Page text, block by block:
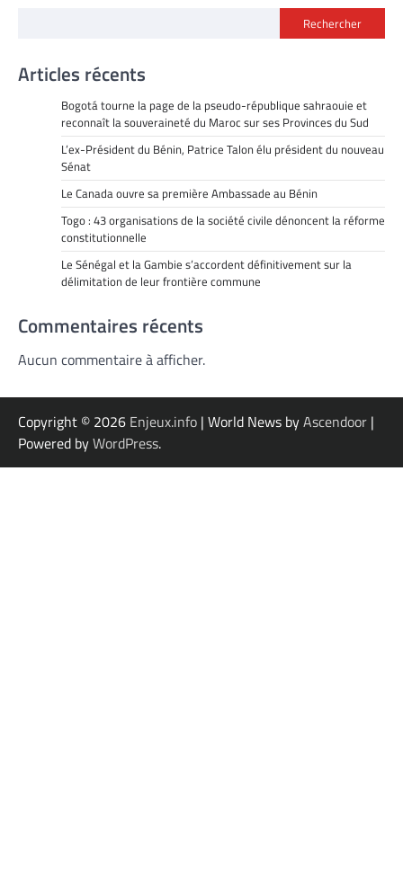
Rechercher
Articles récents
Bogotá tourne la page de la pseudo-république sahraouie et
reconnaît la souveraineté du Maroc sur ses Provinces du Sud
L’ex-Président du Bénin, Patrice Talon élu président du nouveau
Sénat
Le Canada ouvre sa première Ambassade au Bénin
Togo : 43 organisations de la société civile dénoncent la réforme
constitutionnelle
Le Sénégal et la Gambie s’accordent définitivement sur la
délimitation de leur frontière commune
Commentaires récents
Aucun commentaire à afficher.
Copyright © 2026 Enjeux.info | World News byAscendoor |
Powered byWordPress.